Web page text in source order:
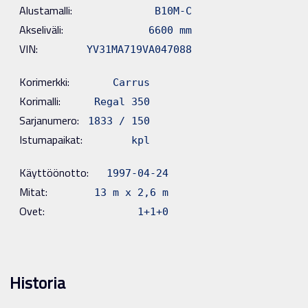
Alustamalli: B10M-C
Akseliväli: 6600 mm
VIN: YV31MA719VA047088
Korimerkki: Carrus
Korimalli: Regal 350
Sarjanumero: 1833 / 150
Istumapaikat: kpl
Käyttöönotto: 1997-04-24
Mitat: 13 m x 2,6 m
Ovet: 1+1+0
Historia